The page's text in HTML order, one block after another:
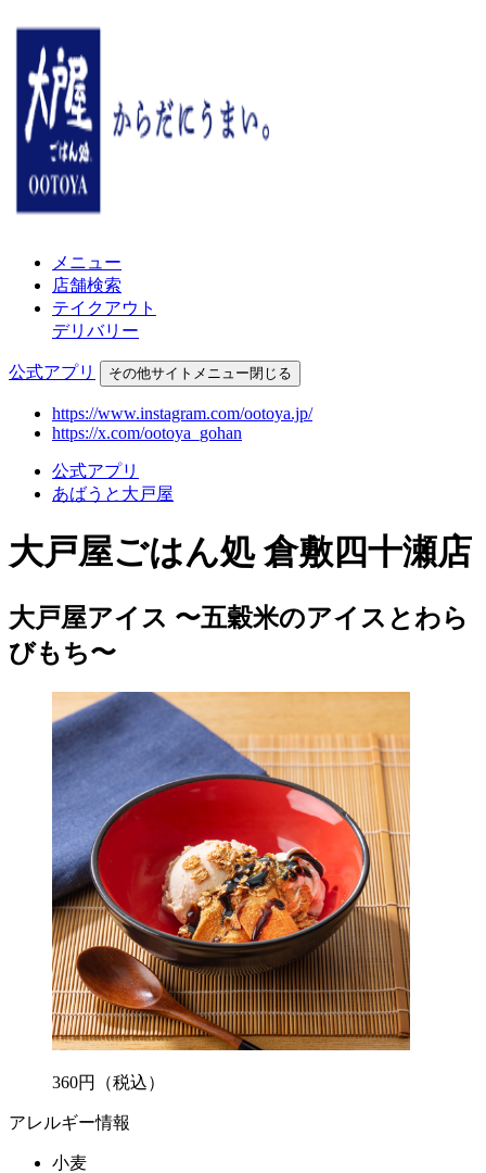
メニュー
店舗検索
テイクアウト
デリバリー
公式アプリ その他サイトメニュー閉じる
https://www.instagram.com/ootoya.jp/
https://x.com/ootoya_gohan
公式アプリ
あばうと大戸屋
大戸屋ごはん処 倉敷四十瀬店
大戸屋アイス 〜五穀米のアイスとわら
びもち〜
360円 （税込）
アレルギー情報
小麦